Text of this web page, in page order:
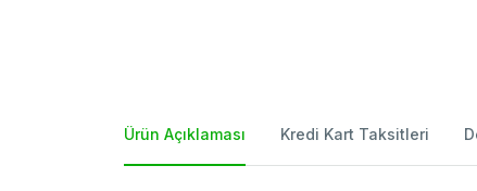
Ürün Açıklaması Kredi Kart Taksitleri